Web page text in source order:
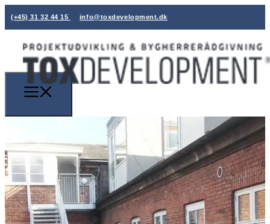
(+45) 31 32 44 15 info@toxdevelopment.dk